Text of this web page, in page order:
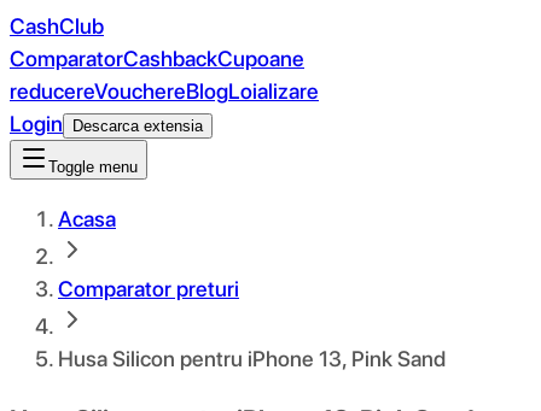
CashClub
ComparatorCashbackCupoane
reducereVouchereBlogLoializare
Login
Descarca extensia
Toggle menu
Acasa
Comparator preturi
Husa Silicon pentru iPhone 13, Pink Sand